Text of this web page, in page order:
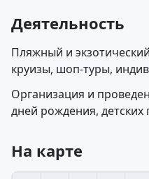
Деятельность
Пляжный и
круизы, шоп-туры,
Организация и
дней рождения, детских
На карте